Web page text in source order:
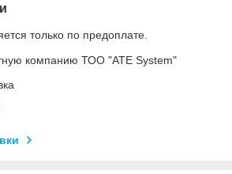
только по предоплате.
компанию ТОО "ATE System"